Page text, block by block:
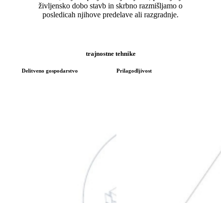
življensko dobo stavb in skrbno razmišljamo o
posledicah njihove predelave ali razgradnje.
trajnostne tehnike
Delitveno gospodarstvo Prilagodljivost